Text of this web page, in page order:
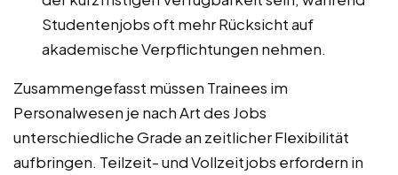
Studentenjobs oft mehr Rücksicht auf
akademische Verpflichtungen nehmen.
Zusammengefasst müssen Trainees im
Personalwesen je nach Art des Jobs
unterschiedliche Grade an zeitlicher Flexibilität
aufbringen. Teilzeit- und Vollzeitjobs erfordern in